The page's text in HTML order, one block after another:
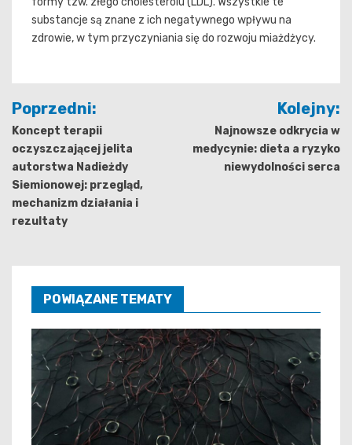
substancje są znane z ich negatywnego wpływu na
zdrowie, w tym przyczyniania się do rozwoju miażdżycy.
Nawigacja
wpisu
Poprzedni:
Koncept terapii
oczyszczającej jelita
autorstwa Nadieżdy
Siemionowej: przegląd,
mechanizm działania i
rezultaty
Kolejny:
Najnowsze odkrycia w
medycynie: dieta a ryzyko
niewydolności serca
POWIĄZANE TEMATY